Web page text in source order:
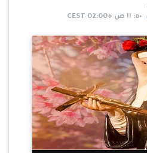
٥٠: ١١ ص +02:00 CEST